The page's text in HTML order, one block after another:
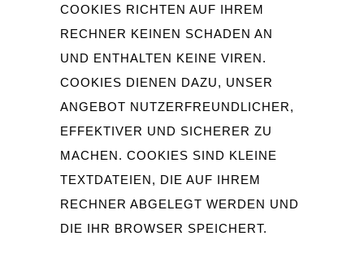
COOKIES RICHTEN AUF IHREM
RECHNER KEINEN SCHADEN AN
UND ENTHALTEN KEINE VIREN.
COOKIES DIENEN DAZU, UNSER
ANGEBOT NUTZERFREUNDLICHER,
EFFEKTIVER UND SICHERER ZU
MACHEN. COOKIES SIND KLEINE
TEXTDATEIEN, DIE AUF IHREM
RECHNER ABGELEGT WERDEN UND
DIE IHR BROWSER SPEICHERT.